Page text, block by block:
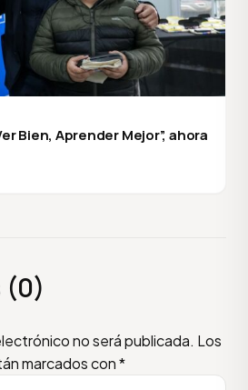
Bien, Aprender Mejor”, ahora
(0)
no será publicada. Los
marcados con*